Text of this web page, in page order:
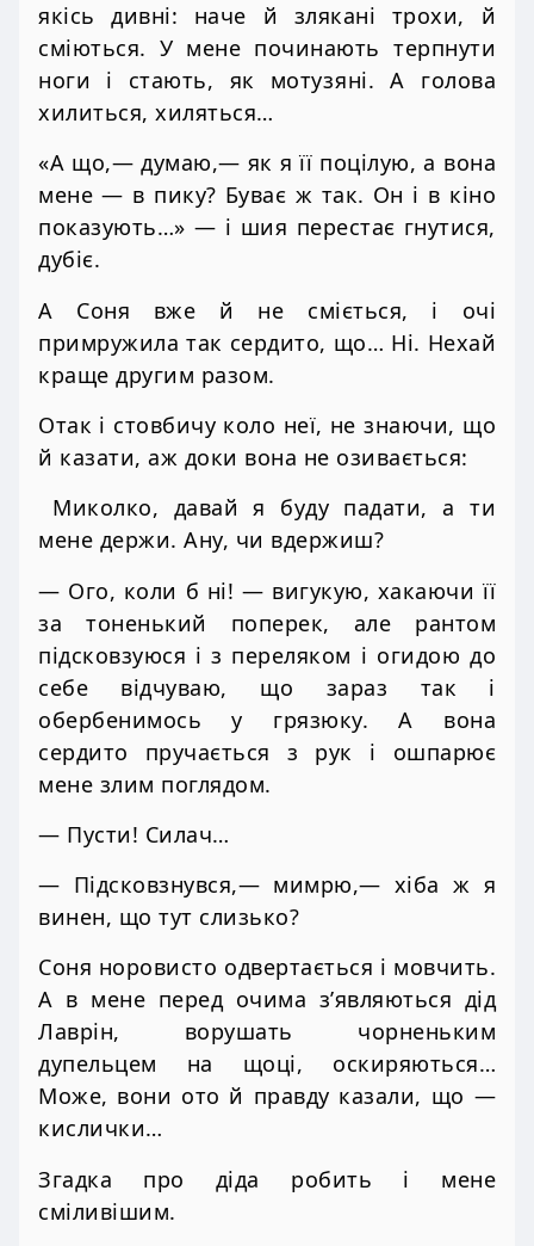
якісь дивні: наче й злякані трохи, й
сміються. У мене починають терпнути
ноги і стають, як мотузяні. А голова
хилиться, хиляться…
«А що,— думаю,— як я її поцілую, а вона
мене — в пику? Буває ж так. Он і в кіно
показують…» — і шия перестає гнутися,
дубіє.
А Соня вже й не сміється, і очі
примружила так сердито, що… Ні. Нехай
краще другим разом.
Отак і стовбичу коло неї, не знаючи, що
й казати, аж доки вона не озивається:
Миколко, давай я буду падати, а ти
мене держи. Ану, чи вдержиш?
— Ого, коли б ні! — вигукую, хакаючи її
за тоненький поперек, але рантом
підсковзуюся і з переляком і огидою до
себе відчуваю, що зараз так і
обербенимось у грязюку. А вона
сердито пручається з рук і ошпарює
мене злим поглядом.
— Пусти! Силач…
— Підсковзнувся,— мимрю,— хіба ж я
винен, що тут слизько?
Соня норовисто одвертається і мовчить.
А в мене перед очима з’являються дід
Лаврін, ворушать чорненьким
дупельцем на щоці, оскиряються…
Може, вони ото й правду казали, що —
кислички…
Згадка про діда робить і мене
сміливішим.